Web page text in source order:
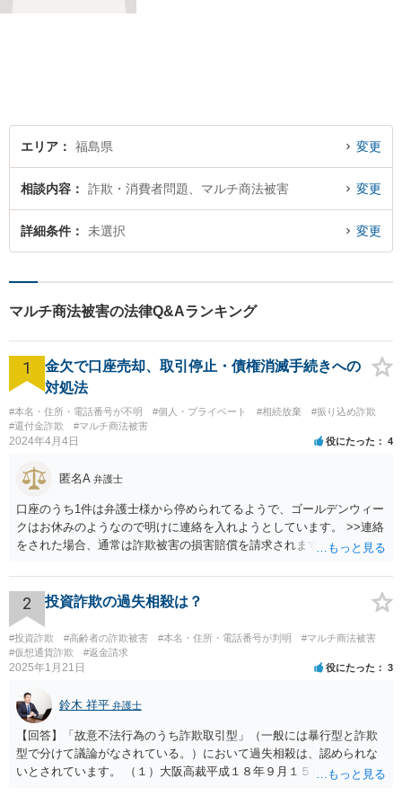
エリア 福島県 変更
相談内容 詐欺・消費者問題、マルチ商法被害 変更
詳細条件 未選択 変更
マルチ商法被害の法律Q&Aランキング
1
金欠で口座売却、取引停止・債権消滅手続きへの
対処法
#本名・住所・電話番号が不明 #個人・プライベート #相続放棄
#振り込め詐欺
#還付金詐欺
#マルチ商法被害
2024年4月4日 役にたった 4
匿名A 弁護士
口座のうち1件は弁護士様から停められてるようで、ゴールデンウィー
クはお休みのようなので明けに連絡を入れようとしています。 >>連絡
をされた場合、通常は詐欺被害の損害賠償を請求されますのでご留意
2 投資詐欺の過失相殺は？
#投資詐欺 #高齢者の詐欺被害 #本名・住所・電話番号が判明
#マルチ商法被害
#仮想通貨詐欺
#返金請求
2025年1月21日 役にたった 3
鈴木 祥平 弁護士
【回答】「故意不法行為のうち詐欺取引型」（一般には暴行型と詐欺
型で分けて議論がなされている。）において過失相殺は、認められな
いとされています。 （１）大阪高裁平成１８年９月１５日裁判例 裁判